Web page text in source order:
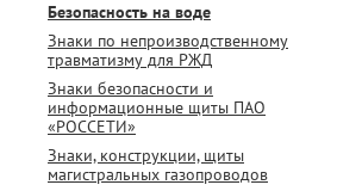
Безопасность на воде
Знаки по непроизводственному
травматизму для РЖД
Знаки безопасности и
информационные щиты ПАО
«РОССЕТИ»
Знаки, конструкции, щиты
магистральных газопроводов